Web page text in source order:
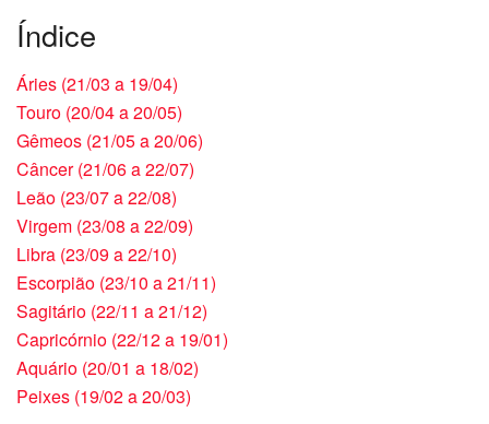
Índice
Áries (21/03 a 19/04)
Touro (20/04 a 20/05)
Gêmeos (21/05 a 20/06)
Câncer (21/06 a 22/07)
Leão (23/07 a 22/08)
Virgem (23/08 a 22/09)
Libra (23/09 a 22/10)
Escorpião (23/10 a 21/11)
Sagitário (22/11 a 21/12)
Capricórnio (22/12 a 19/01)
Aquário (20/01 a 18/02)
Peixes (19/02 a 20/03)